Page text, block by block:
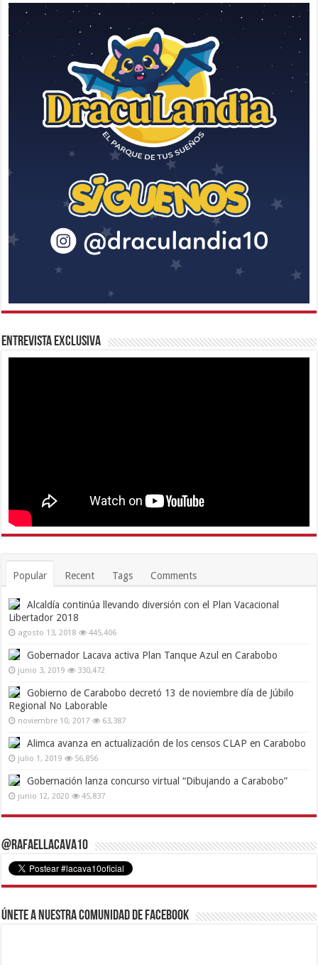
Entrevista Exclusiva
Popular Recent Tags Comments
Alcaldía continúa llevando diversión con el Plan Vacacional
Libertador 2018
agosto 13, 2018 445,406
Gobernador Lacava activa Plan Tanque Azul en Carabobo
junio 3, 2019 330,472
Gobierno de Carabobo decretó 13 de noviembre día de Júbilo
Regional No Laborable
noviembre 10, 2017 63,387
Alimca avanza en actualización de los censos CLAP en Carabobo
julio 1, 2019 56,856
Gobernación lanza concurso virtual “Dibujando a Carabobo”
junio 12, 2020 45,837
@RafaelLacava10
Únete a nuestra comunidad de Facebook